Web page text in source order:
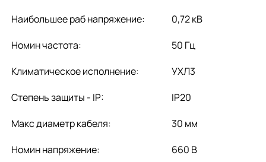
Наибольшее раб напряжение:
0,72 кВ
Номин частота:
50 Гц
Климатическое исполнение:
УХЛ3
Степень защиты - IP:
IP20
Макс диаметр кабеля:
30 мм
Номин напряжение:
660 В